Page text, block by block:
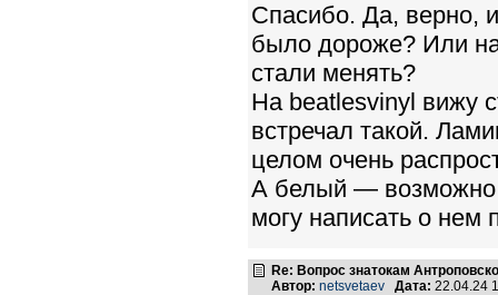
Спасибо. Да, верно,
было дороже? Или
стали менять?
На beatlesvinyl вижу
встречал такой.
целом очень
А белый — возможно,
могу написать о нем
Re: Вопрос знатокам
Автор: netsvetaev Дата: 22.04.24